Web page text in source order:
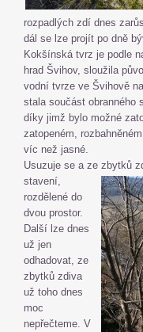
rozpadlých zdí dnes
dál se lze projít po dně
Kokšínská tvrz je podle
hrad Švihov, sloužila
vodní tvrze ve Švihově
stala součást obranného
díky jimž bylo možné
zatopeném,
víc než jasné.
Usuzuje se a ze zbytků
stavení,
rozdělené do
dvou prostor.
Další lze dnes
už jen
odhadovat, ze
zbytků zdiva
už toho dnes
moc
nepřečteme. V